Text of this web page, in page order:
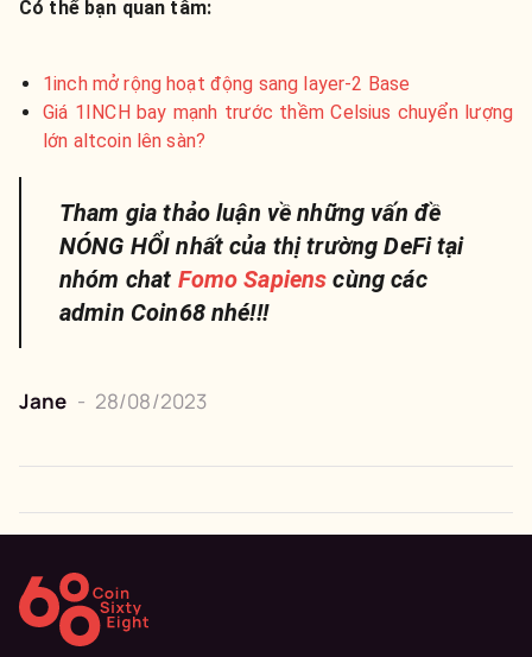
Có thể bạn quan tâm:
1inch mở rộng hoạt động sang layer-2 Base
Giá 1INCH bay mạnh trước thềm Celsius chuyển lượng
lớn altcoin lên sàn?
Tham gia thảo luận về những vấn đề
NÓNG HỔI nhất của thị trường DeFi tại
nhóm chat Fomo Sapiens cùng các
admin Coin68 nhé!!!
Jane - 28/08/2023